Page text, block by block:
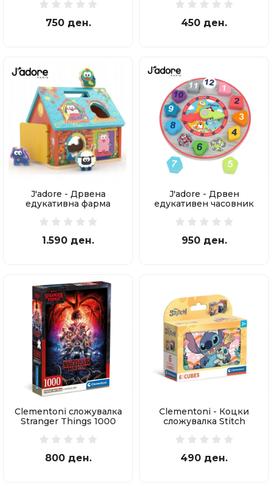
750 ден. 450 ден.
J'adore - Дрвена
едукативна фарма
1.590 ден.
J'adore - Дрвен
едукативен часовник
950 ден.
Clementoni сложувалка
Stranger Things 1000
800 ден.
Clementoni - Коцки
сложувалка Stitch
490 ден.